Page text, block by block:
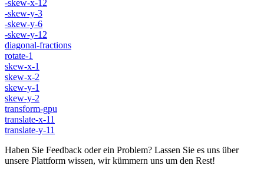
-skew-x-12
-skew-y-3
-skew-y-6
-skew-y-12
diagonal-fractions
rotate-1
skew-x-1
skew-x-2
skew-y-1
skew-y-2
transform-gpu
translate-x-11
translate-y-11
Haben Sie Feedback oder ein Problem? Lassen Sie es uns über
unsere Plattform wissen, wir kümmern uns um den Rest!